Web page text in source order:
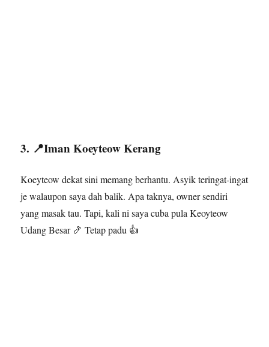
3. 📍Iman Koeyteow Kerang
Koeyteow dekat sini memang berhantu. Asyik teringat-ingat
je walaupon saya dah balik. Apa taknya, owner sendiri
yang masak tau. Tapi, kali ni saya cuba pula Keoyteow
Udang Besar 🍤 Tetap padu 👍